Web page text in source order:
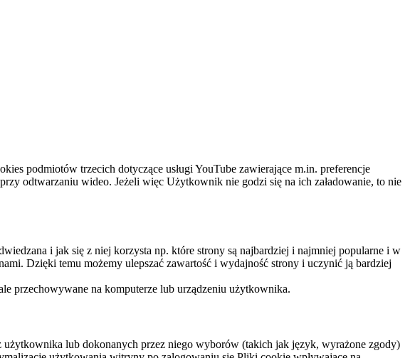
podmiotów trzecich dotyczące usługi YouTube zawierające m.in. preferencje
odtwarzaniu wideo. Jeżeli więc Użytkownik nie godzi się na ich załadowanie, to nie
i jak się z niej korzysta np. które strony są najbardziej i najmniej popularne i w
Dzięki temu możemy ulepszać zawartość i wydajność strony i uczynić ją bardziej
przechowywane na komputerze lub urządzeniu użytkownika.
lub dokonanych przez niego wyborów (takich jak język, wyrażone zgody)